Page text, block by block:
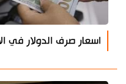
اسعار صرف الدولار في